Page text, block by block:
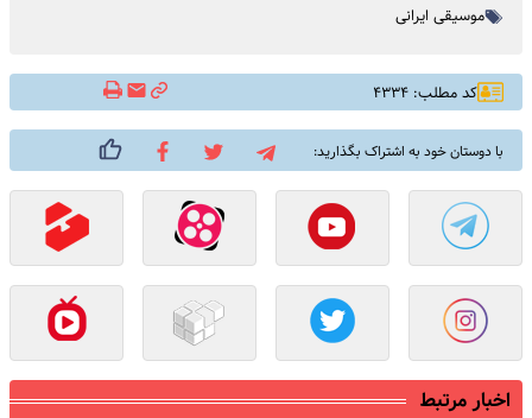
موسیقی ایرانی
کد مطلب: ۴۳۳۴
با دوستان خود به اشتراک بگذارید:
اخبار مرتبط